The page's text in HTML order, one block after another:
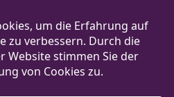
NÄCHSTER BEITRAG
in Bonn-Küdinghoven